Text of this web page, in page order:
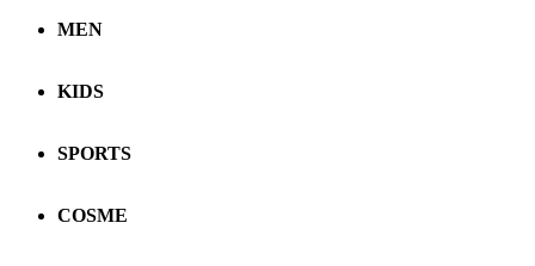
MEN
KIDS
SPORTS
COSME